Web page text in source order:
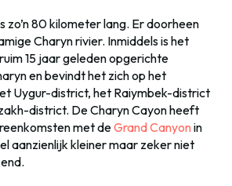
zo’n 80 kilometer lang. Er doorheen
Charyn rivier. Inmiddels is het
15 jaar geleden opgerichte
en bevindt het zich op het
Uygur-district, het Raiymbek-district
district. De Charyn Cayon heeft
met deGrand Canyon in
aanzienlijk kleiner maar zeker niet